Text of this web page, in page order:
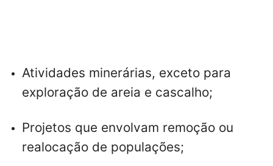
Atividades minerárias, exceto para
exploração de areia e cascalho;
Projetos que envolvam remoção ou
realocação de populações;